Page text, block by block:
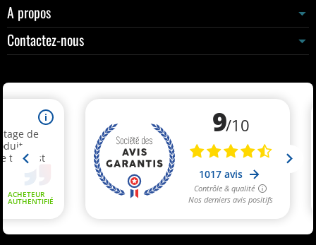
A propos
Contactez-nous